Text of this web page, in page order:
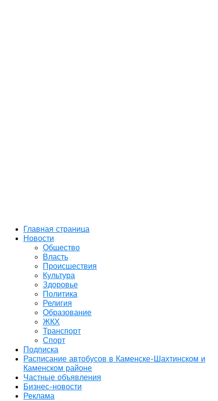
Главная страница
Новости
Общество
Власть
Происшествия
Культура
Здоровье
Политика
Религия
Образование
ЖКХ
Транспорт
Спорт
Подписка
Расписание автобусов в Каменске-Шахтинском и
Каменском районе
Частные объявления
Бизнес-новости
Реклама